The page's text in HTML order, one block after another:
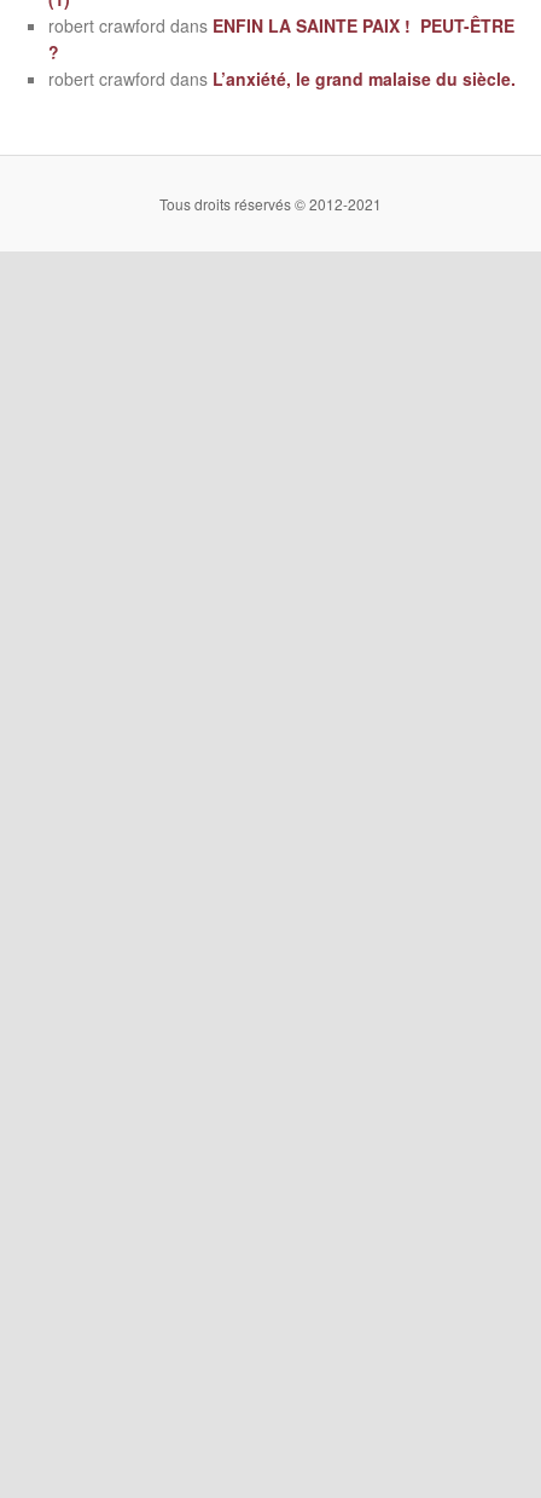
robert crawford dans ENFIN LA SAINTE PAIX ! PEUT-ÊTRE
?
robert crawford dans L’anxiété, le grand malaise du siècle.
Tous droits réservés © 2012-2021